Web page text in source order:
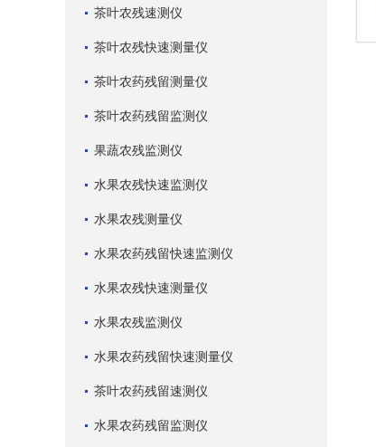
茶叶农残速测仪
茶叶农残快速测量仪
茶叶农药残留测量仪
茶叶农药残留监测仪
果蔬农残监测仪
水果农残快速监测仪
水果农残测量仪
水果农药残留快速监测仪
水果农残快速测量仪
水果农残监测仪
水果农药残留快速测量仪
茶叶农药残留速测仪
水果农药残留监测仪